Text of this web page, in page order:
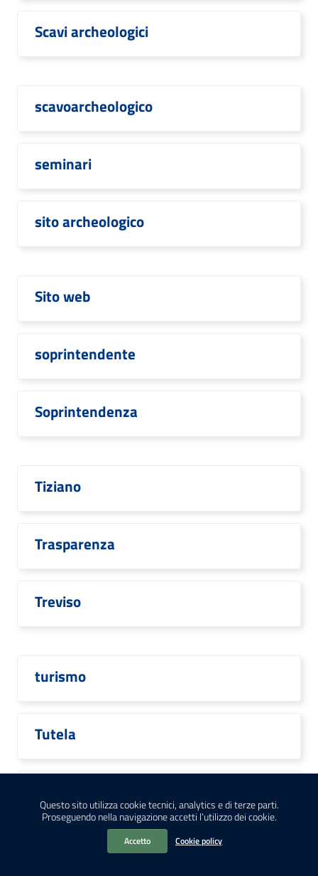
Questo sito utilizza cookie tecnici, analytics e di terze parti.
Proseguendo nella navigazione accetti l’utilizzo dei cookie.
Accetto Cookie policy
Scavi archeologici
scavoarcheologico
seminari
sito archeologico
Sito web
soprintendente
Soprintendenza
Tiziano
Trasparenza
Treviso
turismo
Tutela